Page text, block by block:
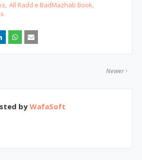
All Radd e BadMazhab Book
Newer
by WafaSoft